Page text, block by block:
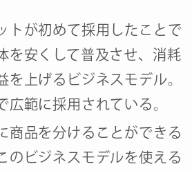
トが初めて採用したことで
を安くして普及させ、消耗
を上げるビジネスモデル。
広範に採用されている。
商品を分けることができる
のビジネスモデルを使える